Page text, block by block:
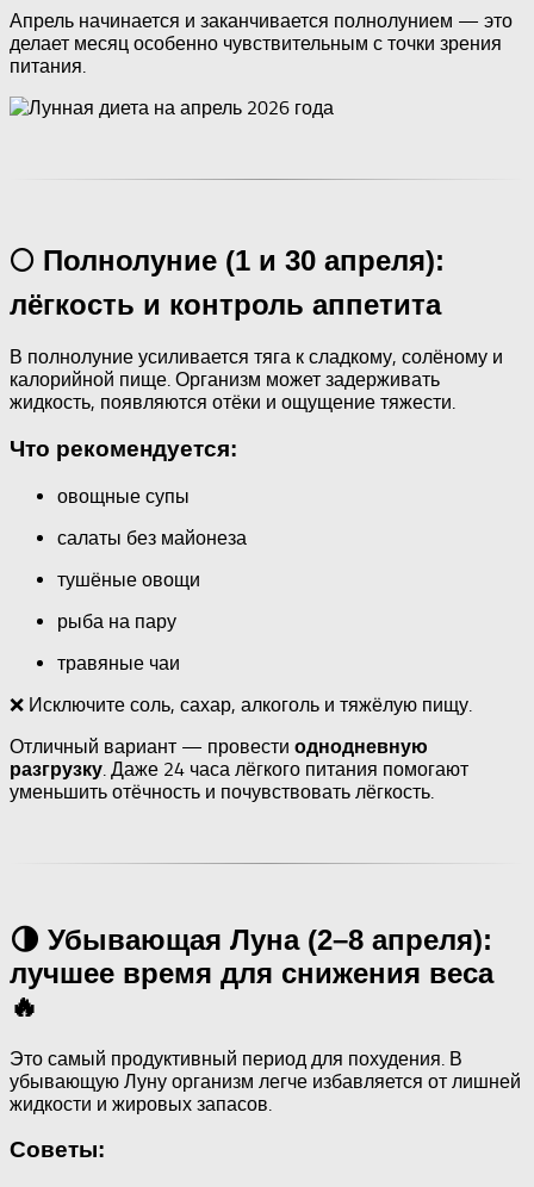
Апрель начинается и заканчивается полнолунием — это
делает месяц особенно чувствительным с точки зрения
питания.
🌕 Полнолуние (1 и 30 апреля):
лёгкость и контроль аппетита
В полнолуние усиливается тяга к сладкому, солёному и
калорийной пище. Организм может задерживать
жидкость, появляются отёки и ощущение тяжести.
Что рекомендуется:
овощные супы
салаты без майонеза
тушёные овощи
рыба на пару
травяные чаи
❌ Исключите соль, сахар, алкоголь и тяжёлую пищу.
Отличный вариант — провести однодневную
разгрузку . Даже 24 часа лёгкого питания помогают
уменьшить отёчность и почувствовать лёгкость.
🌗 Убывающая Луна (2–8 апреля):
лучшее время для снижения веса
🔥
Это самый продуктивный период для похудения. В
убывающую Луну организм легче избавляется от лишней
жидкости и жировых запасов.
Советы: